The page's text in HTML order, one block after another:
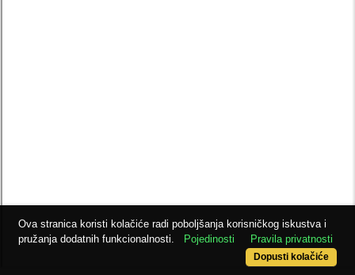
Ova stranica koristi kolačiće radi poboljšanja korisničkog iskustva i
pružanja dodatnih funkcionalnosti.
Pojedinosti Pravila privatnosti
Dopusti kolačiće